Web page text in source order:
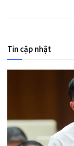
Tin cập nhật